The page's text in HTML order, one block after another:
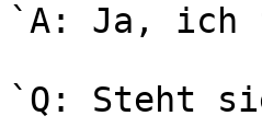
`A: Ja, ich
`Q: Steht